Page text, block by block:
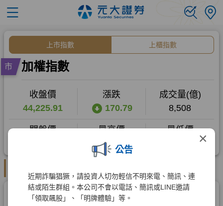
×
公告
近期詐騙猖獗，請投資人切勿輕信不明來電、簡訊、連
結或陌生群組。本公司不會以電話、簡訊或LINE邀請
「領取飆股」、「明牌體驗」等。